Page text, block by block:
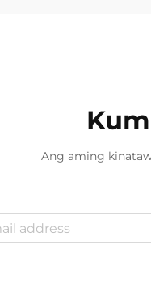
Ang aming